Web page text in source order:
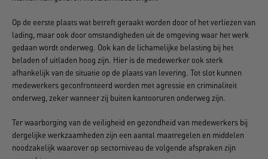
Op de eerste plaats wat betreft geraakt worden door of het verliezen van
lading, maar ook door omstandigheden uit de omgeving waar het werk
gedaan wordt onderweg. Ook kan de lichamelijke belasting bij het
beladen of uitladen hoog zijn. Hier is de medewerker ook sterk
afhankelijk van de situatie op de plaats van levering. Tot slot kunnen
medewerkers geconfronteerd worden met agressie en criminaliteit
onderweg, zeker wanneer zij buiten kantooruren onderweg zijn.
Ter waarborging van de veiligheid en gezondheid van medewerkers bij
dergelijke werkzaamheden zijn een aantal maatregelen en middelen
noodzakelijk waarover op sectorniveau de volgende afspraken zijn